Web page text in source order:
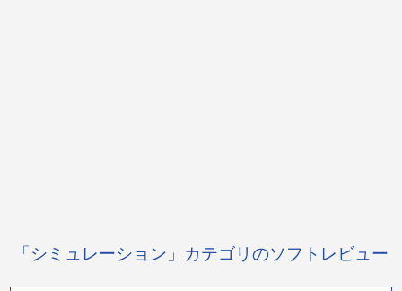
「シミュレーション」カテゴリのソフトレビュー